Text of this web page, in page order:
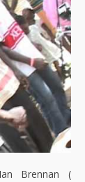
Brennan (